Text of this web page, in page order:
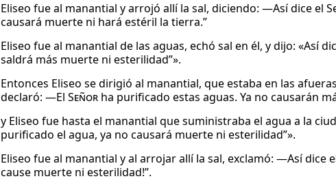
Eliseo fue al manantial y arrojó allí la sal, diciendo: —Así dice el
causará muerte ni hará estéril la tierra.”
Eliseo fue al manantial de las aguas, echó sal en él, y dijo: «Así
saldrá más muerte ni esterilidad”».
Entonces Eliseo se dirigió al manantial, que estaba en las
declaró: ―El Señor ha purificado estas aguas. Ya no causarán
y Eliseo fue hasta el manantial que suministraba el agua a la
purificado el agua, ya no causará muerte ni esterilidad”».
Eliseo fue al manantial y al arrojar allí la sal, exclamó: —Así dice
cause muerte ni esterilidad!”.